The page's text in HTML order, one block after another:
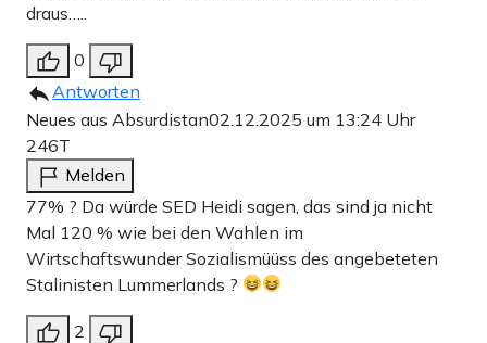
draus…..
0
Antworten
Neues aus Absurdistan02.12.2025 um 13:24 Uhr
246T
Melden
77% ? Da würde SED Heidi sagen, das sind ja nicht
Mal 120 % wie bei den Wahlen im
Wirtschaftswunder Sozialismüüss des angebeteten
Stalinisten Lummerlands ?
2